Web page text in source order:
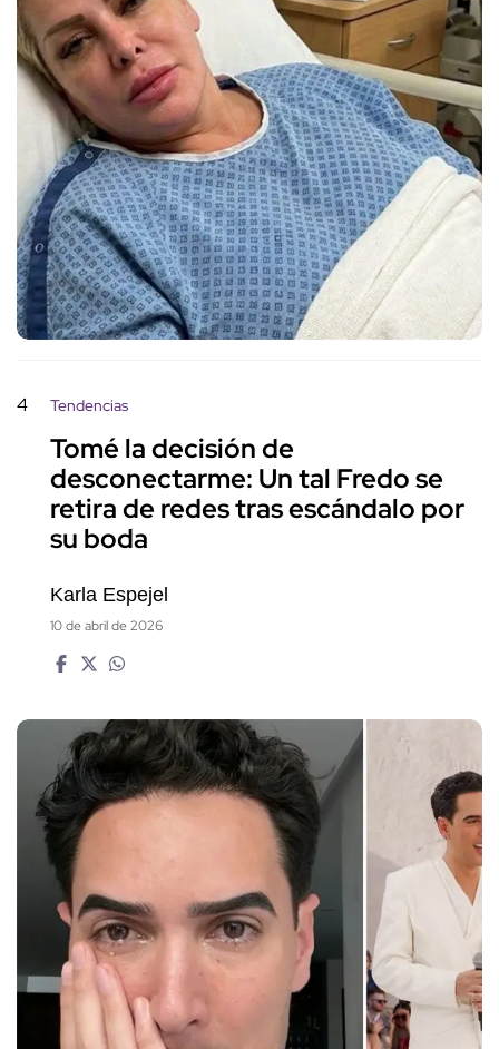
4 Tendencias
Tomé la decisión de
desconectarme: Un tal Fredo se
retira de redes tras escándalo por
su boda
Karla Espejel
10 de abril de 2026